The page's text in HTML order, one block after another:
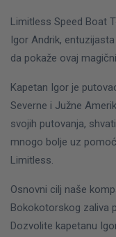
Limitless Speed Boat
Igor Andrik,
da pokaže ovaj
Kapetan Igor je
Severne i Južne
svojih putovanja,
mnogo bolje uz
Limitless.
Osnovni cilj naše
Bokokotorskog zaliva
Dozvolite kapetanu